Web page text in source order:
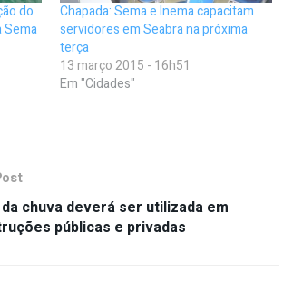
do
Sema
Chapada: Sema e Inema capacitam
servidores em Seabra na próxima
terça
13 março 2015 - 16h51
Em "Cidades"
chuva deverá ser utilizada em
públicas e privadas